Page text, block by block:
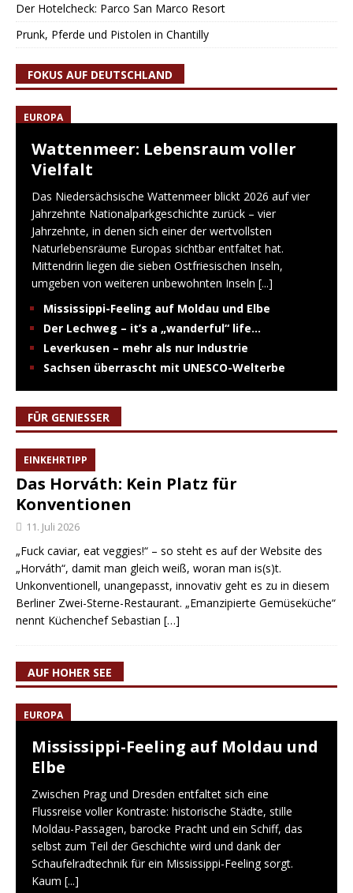
Der Hotelcheck: Parco San Marco Resort
Prunk, Pferde und Pistolen in Chantilly
FOKUS AUF DEUTSCHLAND
EUROPA
Wattenmeer: Lebensraum voller
Vielfalt
Das Niedersächsische Wattenmeer blickt 2026 auf vier
Jahrzehnte Nationalparkgeschichte zurück – vier
Jahrzehnte, in denen sich einer der wertvollsten
Naturlebensräume Europas sichtbar entfaltet hat.
Mittendrin liegen die sieben Ostfriesischen Inseln,
umgeben von weiteren unbewohnten Inseln [...]
Mississippi-Feeling auf Moldau und Elbe
Der Lechweg – it’s a „wanderful“ life…
Leverkusen – mehr als nur Industrie
Sachsen überrascht mit UNESCO-Welterbe
FÜR GENIESSER
EINKEHRTIPP
Das Horváth: Kein Platz für
Konventionen
11. Juli 2026
„Fuck caviar, eat veggies!“ – so steht es auf der Website des
„Horváth“, damit man gleich weiß, woran man is(s)t.
Unkonventionell, unangepasst, innovativ geht es zu in diesem
Berliner Zwei-Sterne-Restaurant. „Emanzipierte Gemüseküche“
nennt Küchenchef Sebastian […]
AUF HOHER SEE
EUROPA
Mississippi-Feeling auf Moldau und
Elbe
Zwischen Prag und Dresden entfaltet sich eine
Flussreise voller Kontraste: historische Städte, stille
Moldau-Passagen, barocke Pracht und ein Schiff, das
selbst zum Teil der Geschichte wird und dank der
Schaufelradtechnik für ein Mississippi-Feeling sorgt.
Kaum [...]